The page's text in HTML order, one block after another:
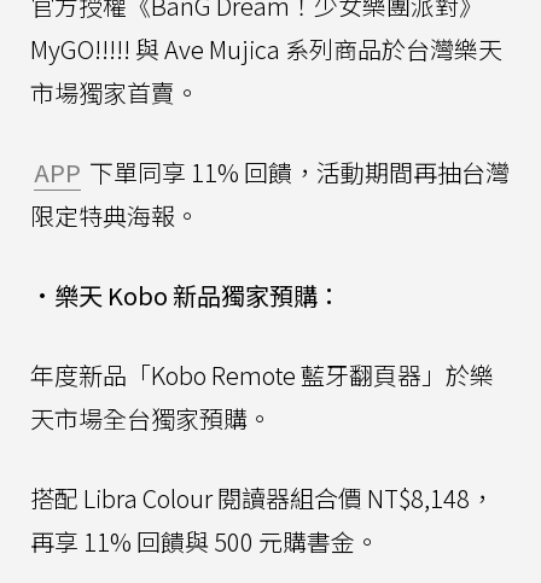
MyGO!!!!! 與 Ave Mujica 系列商品於台灣樂天
市場獨家首賣。
APP 下單同享 11% 回饋，活動期間再抽台灣
限定特典海報。
• 樂天 Kobo 新品獨家預購：
年度新品「Kobo Remote 藍牙翻頁器」於樂
天市場全台獨家預購。
搭配 Libra Colour 閱讀器組合價 NT$8,148，
再享 11% 回饋與 500 元購書金。